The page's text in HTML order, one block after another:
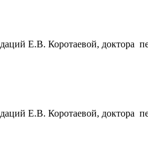
Е.В. Коротаевой, доктора
Е.В. Коротаевой, доктора